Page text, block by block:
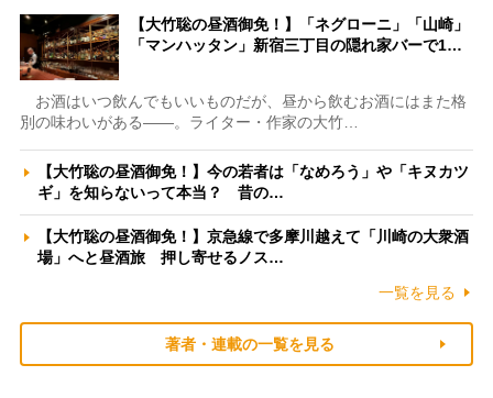
【大竹聡の昼酒御免！】「ネグローニ」「山崎」
「マンハッタン」新宿三丁目の隠れ家バーで1…
お酒はいつ飲んでもいいものだが、昼から飲むお酒にはまた格
別の味わいがある――。ライター・作家の大竹…
【大竹聡の昼酒御免！】今の若者は「なめろう」や「キヌカツ
ギ」を知らないって本当？ 昔の…
【大竹聡の昼酒御免！】京急線で多摩川越えて「川崎の大衆酒
場」へと昼酒旅 押し寄せるノス…
一覧を見る
著者・連載の一覧を見る